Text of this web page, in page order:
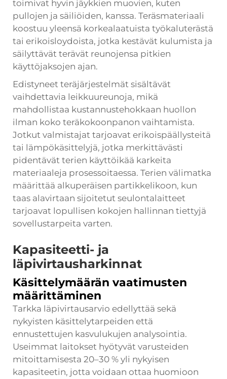
toimivat hyvin jäykkien muovien, kuten
pullojen ja säiliöiden, kanssa. Teräsmateriaali
koostuu yleensä korkealaatuista työkaluterästä
tai erikoisloydoista, jotka kestävät kulumista ja
säilyttävät terävät reunojensa pitkien
käyttöjaksojen ajan.
Edistyneet teräjärjestelmät sisältävät
vaihdettavia leikkuureunoja, mikä
mahdollistaa kustannustehokkaan huollon
ilman koko teräkokoonpanon vaihtamista.
Jotkut valmistajat tarjoavat erikoispäällysteitä
tai lämpökäsittelyjä, jotka merkittävästi
pidentävät terien käyttöikää karkeita
materiaaleja prosessoitaessa. Terien välimatka
määrittää alkuperäisen partikkelikoon, kun
taas alavirtaan sijoitetut seulontalaitteet
tarjoavat lopullisen kokojen hallinnan tiettyjä
sovellustarpeita varten.
Kapasiteetti- ja
läpivirtausharkinnat
Käsittelymäärän vaatimusten
määrittäminen
Tarkka läpivirtausarvio edellyttää sekä
nykyisten käsittelytarpeiden että
ennustettujen kasvulukujen analysointia.
Useimmat laitokset hyötyvät varusteiden
mitoittamisesta 20–30 % yli nykyisen
kapasiteetin, jotta voidaan ottaa huomioon